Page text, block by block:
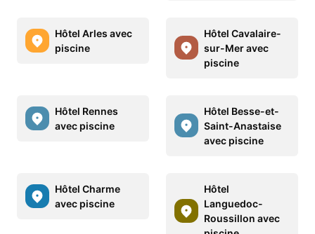
Hôtel Arles avec
piscine
Hôtel Cavalaire-
sur-Mer avec
piscine
Hôtel Rennes
avec piscine
Hôtel Besse-et-
Saint-Anastaise
avec piscine
Hôtel Charme
avec piscine
Hôtel
Languedoc-
Roussillon avec